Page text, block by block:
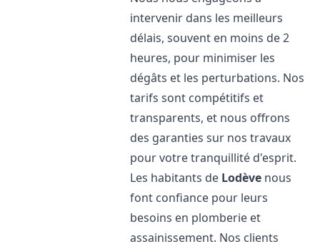
intervenir dans les meilleurs
délais, souvent en moins de 2
heures, pour minimiser les
dégâts et les perturbations. Nos
tarifs sont compétitifs et
transparents, et nous offrons
des garanties sur nos travaux
pour votre tranquillité d'esprit.
Les habitants de Lodève nous
font confiance pour leurs
besoins en plomberie et
assainissement. Nos clients